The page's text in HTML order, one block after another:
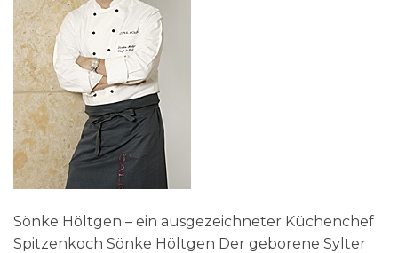
Sönke Höltgen – ein ausgezeichneter Küchenchef
Spitzenkoch Sönke Höltgen Der geborene Sylter